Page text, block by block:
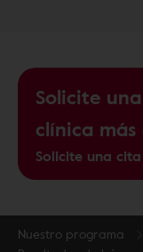
Solicite
clínica
Solicite una cita
Nuestro programa